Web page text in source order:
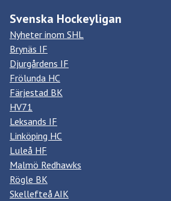
Svenska Hockeyligan
Nyheter inom SHL
Brynäs IF
Djurgårdens IF
Frölunda HC
Färjestad BK
HV71
Leksands IF
Linköping HC
Luleå HF
Malmö Redhawks
Rögle BK
Skellefteå AIK